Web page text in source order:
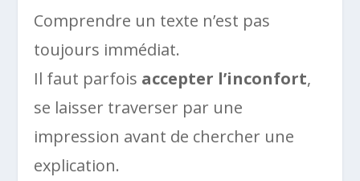
Comprendre un texte n’est pas
toujours immédiat.
Il faut parfois accepter l’inconfort,
se laisser traverser par une
impression avant de chercher une
explication.